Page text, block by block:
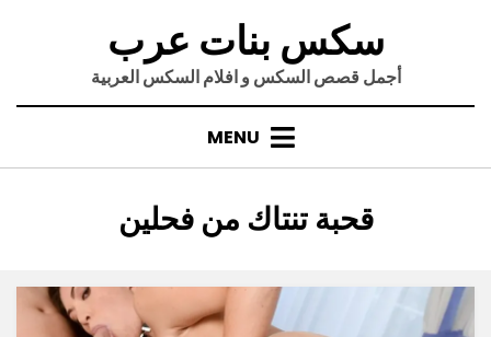
سكس بنات عرب
أجمل قصص السكس و افلام السكس العربية
MENU
الوسم
:
قحبة تنتاك من فحلين